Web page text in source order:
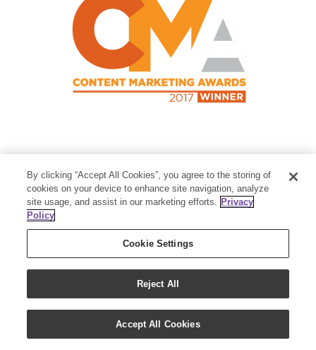
Member Services:
1-800-371-3515
Thanksgiving Point Business Park
3125 Executive Parkway
Lehi, UT 84043
Copyright 2018 - Young Living Essential Oils | All Rights Reserved
By clicking “Accept All Cookies”, you agree to the storing of
cookies on your device to enhance site navigation, analyze
site usage, and assist in our marketing efforts. Privacy
Policy
Cookie Settings
Reject All
Accept All Cookies